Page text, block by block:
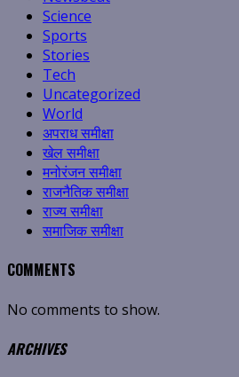
Science
Sports
Stories
Tech
Uncategorized
World
अपराध समीक्षा
खेल समीक्षा
मनोरंजन समीक्षा
राजनैतिक समीक्षा
राज्य समीक्षा
समाजिक समीक्षा
COMMENTS
No comments to show.
ARCHIVES